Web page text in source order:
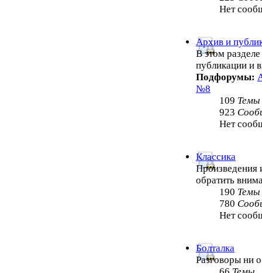
Нет
Архив и
В этом
публикации и
Подфорумы:
№8
109 Темы
923
Нет
Классика
Произведения
обратить
190 Темы
780
Нет
Болталка
Разговоры ни